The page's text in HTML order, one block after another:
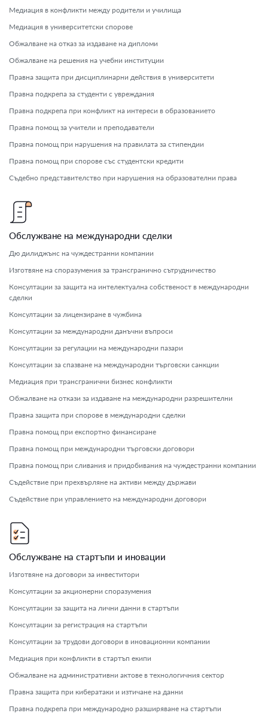
Медиация в конфликти между родители и училища
Медиация в университетски спорове
Обжалване на отказ за издаване на дипломи
Обжалване на решения на учебни институции
Правна защита при дисциплинарни действия в университети
Правна подкрепа за студенти с увреждания
Правна подкрепа при конфликт на интереси в образованието
Правна помощ за учители и преподаватели
Правна помощ при нарушения на правилата за стипендии
Правна помощ при спорове със студентски кредити
Съдебно представителство при нарушения на образователни права
Обслужване на международни сделки
Дю дилиджънс на чуждестранни компании
Изготвяне на споразумения за трансгранично сътрудничество
Консултации за защита на интелектуална собственост в международни
сделки
Консултации за лицензиране в чужбина
Консултации за международни данъчни въпроси
Консултации за регулации на международни пазари
Консултации за спазване на международни търговски санкции
Медиация при трансгранични бизнес конфликти
Обжалване на откази за издаване на международни разрешителни
Правна защита при спорове в международни сделки
Правна помощ при експортно финансиране
Правна помощ при международни търговски договори
Правна помощ при сливания и придобивания на чуждестранни компании
Съдействие при прехвърляне на активи между държави
Съдействие при управлението на международни договори
Обслужване на стартъпи и иновации
Изготвяне на договори за инвеститори
Консултации за акционерни споразумения
Консултации за защита на лични данни в стартъпи
Консултации за регистрация на стартъпи
Консултации за трудови договори в иновационни компании
Медиация при конфликти в стартъп екипи
Обжалване на административни актове в технологичния сектор
Правна защита при кибератаки и изтичане на данни
Правна подкрепа при международно разширяване на стартъпи